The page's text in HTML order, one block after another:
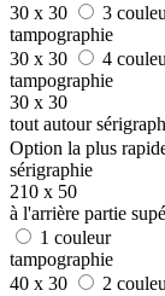
30 x 30
3
tampographie
30 x 30
4
tampographie
30 x 30
tout autour
Option la plus
sérigraphie
210 x 50
à l'arrière partie
1 couleur
tampographie
40 x 30
2